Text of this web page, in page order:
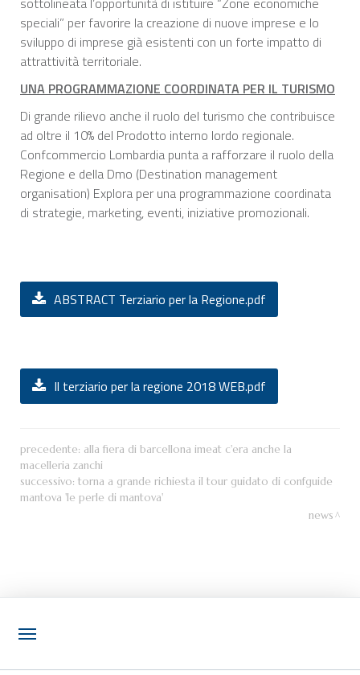
speciali” per favorire la creazione di nuove imprese e lo
sviluppo di imprese già esistenti con un forte impatto di
attrattività territoriale.
UNA PROGRAMMAZIONE COORDINATA PER IL TURISMO
Di grande rilievo anche il ruolo del turismo che contribuisce
ad oltre il 10% del Prodotto interno lordo regionale.
Confcommercio Lombardia punta a rafforzare il ruolo della
Regione e della Dmo (Destination management
organisation) Explora per una programmazione coordinata
di strategie, marketing, eventi, iniziative promozionali.
ABSTRACT Terziario per la Regione.pdf
Il terziario per la regione 2018 WEB.pdf
precedente: alla fiera di barcellona imeat c'era anche la
macelleria zanchi
successivo: torna a grande richiesta il tour guidato di confguide
mantova 'le perle di mantova'
news
NOTIZIE